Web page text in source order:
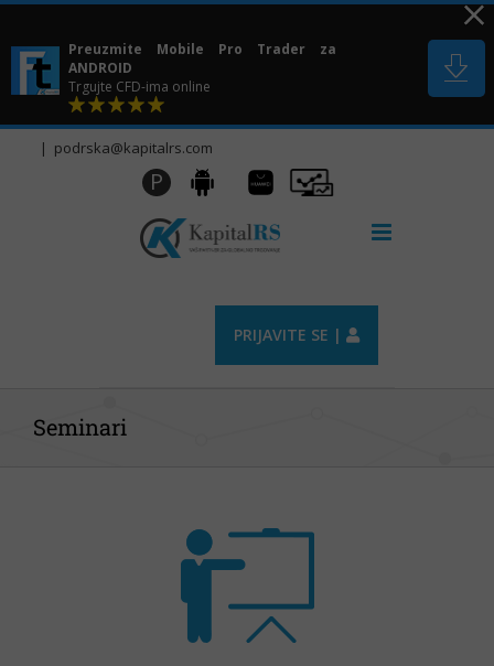
Skip
content
Preuzmite Mobile Pro Trader za
ANDROID
Trgujte CFD-ima online
| podrska@kapitalrs.com
P Android
Huawei
AppGallery
Pro
Trader
PRIJAVITE SE |
Seminari